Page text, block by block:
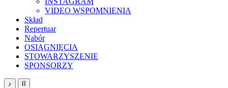
VIDEO WSPOMNIENIA
Skład
Repertuar
Nabór
OSIĄGNIĘCIA
STOWARZYSZENIE
SPONSORZY
♪